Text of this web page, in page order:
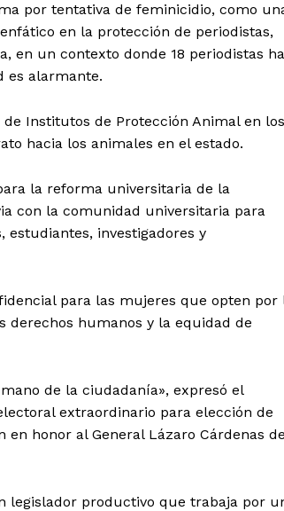
por tentativa de feminicidio, como
en la protección de periodistas,
en un contexto donde 18 periodistas
es alarmante.
Institutos de Protección Animal en los
hacia los animales en el estado.
la reforma universitaria de la
con la comunidad universitaria para
estudiantes, investigadores y
para las mujeres que opten por
humanos y la equidad de
de la ciudadanía», expresó el
extraordinario para elección de
honor al General Lázaro Cárdenas
legislador productivo que trabaja por